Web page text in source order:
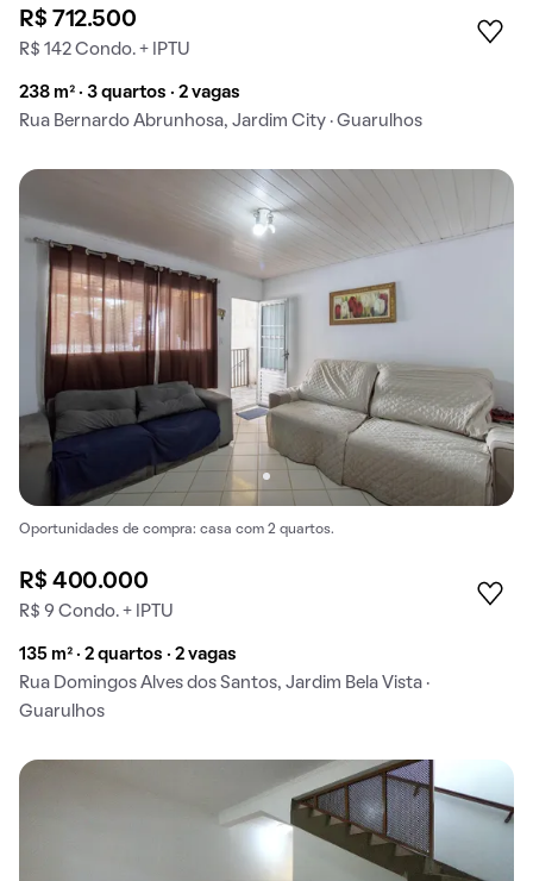
R$ 712.500
R$ 142 Condo. + IPTU
238 m² · 3 quartos · 2 vagas
Rua Bernardo Abrunhosa, Jardim City · Guarulhos
Oportunidades de compra: casa com 2 quartos.
R$ 400.000
R$ 9 Condo. + IPTU
135 m² · 2 quartos · 2 vagas
Rua Domingos Alves dos Santos, Jardim Bela Vista ·
Guarulhos